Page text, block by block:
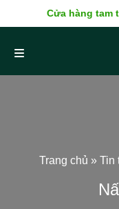
Cửa hàng tam
Trang chủ » Tin